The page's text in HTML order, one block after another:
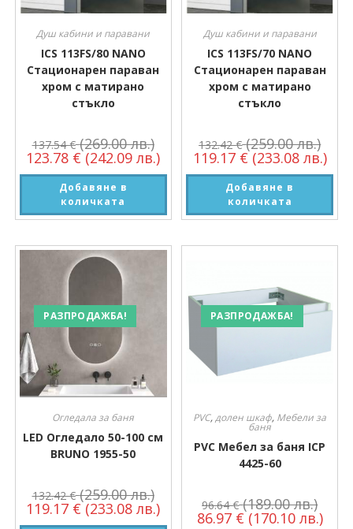
Душ кабини и паравани
ICS 113FS/80 NANO
Стационарен параван
хром с матирано
стъкло
137.54€ (269.00 лв.)
123.78 € (242.09 лв.)
Добавяне в
количката
Душ кабини и паравани
ICS 113FS/70 NANO
Стационарен параван
хром с матирано
стъкло
132.42€ (259.00 лв.)
119.17 € (233.08 лв.)
Добавяне в
количката
РАЗПРОДАЖБА!
Огледала за баня
LED Огледало 50-100 см
BRUNO 1955-50
132.42€ (259.00 лв.)
119.17 € (233.08 лв.)
РАЗПРОДАЖБА!
PVC,долен шкаф, Мебели за
баня
PVC Мебел за баня ICP
4425-60
96.64€ (189.00 лв.)
86.97 € (170.10 лв.)